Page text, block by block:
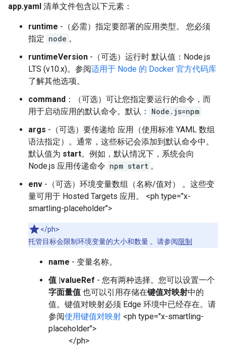
app.yaml 清单文件包含以下元素：
runtime -（必需）指定要部署的应用类型。 您必须
指定 node 。
runtimeVersion -（可选）运行时 默认值：Node.js
LTS (v10.x)。参阅适用于 Node 的 Docker 官方代码库
了解其他选项。
command ：（可选）可让您指定要运行的命令，而
用于启动应用的默认命令。默认：
Node.js=npm
args -（可选）要传递给 应用（使用标准 YAML 数组
语法指定）。通常，这些标记会添加到默认命令中。
默认值为 start。例如，默认情况下，系统会向
Node.js 应用传递命令 npm start 。
env -（可选）环境变量数组（名称/值对） 。这些变
量可用于 Hosted Targets 应用。 <ph type="x-
smartling-placeholder">
</ph>
托管目标会限制环境变量的大小和数量 。请参阅限制
name - 变量名称。
值 |valueRef - 您有两种选择。您可以设置一个
字面量值 也可以引用存储在键值对映射中的
值。键值对映射必须 Edge 环境中已经存在。请
参阅使用键值对映射 <ph type="x-smartling-
placeholder">
</ph>